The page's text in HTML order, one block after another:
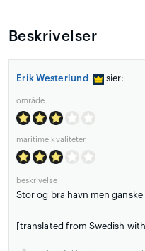
Beskrivelser
Erik Westerlund sier:
område
maritime kvaliteter
beskrivelse
Stor og bra havn men
[translated from Swedish with